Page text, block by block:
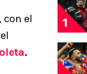
, con el
.
1